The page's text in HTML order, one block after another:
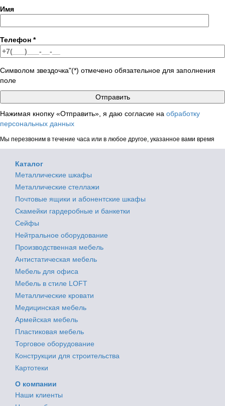
Имя
Телефон *
Символом звездочка"(*) отмечено обязательное для заполнения
поле
Нажимая кнопку «Отправить», я даю согласие на обработку
персональных данных
Мы перезвоним в течение часа или в любое другое, указанное вами время
Каталог
Металлические шкафы
Металлические стеллажи
Почтовые ящики и абонентские шкафы
Скамейки гардеробные и банкетки
Сейфы
Нейтральное оборудование
Производственная мебель
Антистатическая мебель
Мебель для офиса
Мебель в стиле LOFT
Металлические кровати
Медицинская мебель
Армейская мебель
Пластиковая мебель
Торговое оборудование
Конструкции для строительства
Картотеки
О компании
Наши клиенты